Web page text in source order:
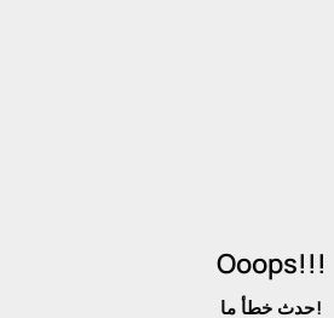
Ooops!!!
حدث خطأ ما!